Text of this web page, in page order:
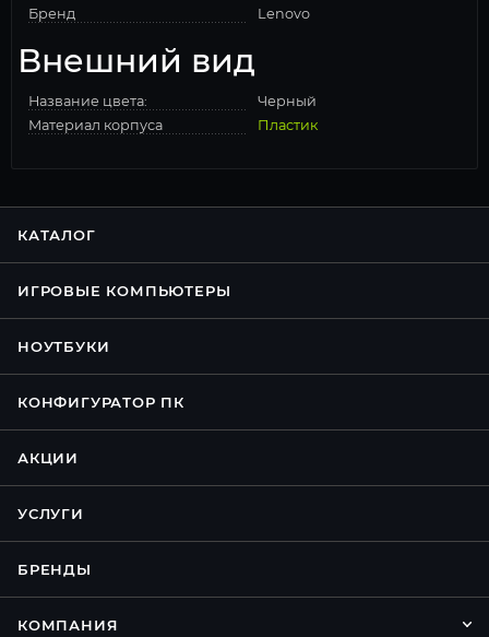
Бренд Lenovo
Внешний вид
Название цвета:
Черный
Материал корпуса
Пластик
КАТАЛОГ
ИГРОВЫЕ КОМПЬЮТЕРЫ
НОУТБУКИ
КОНФИГУРАТОР ПК
АКЦИИ
УСЛУГИ
БРЕНДЫ
КОМПАНИЯ